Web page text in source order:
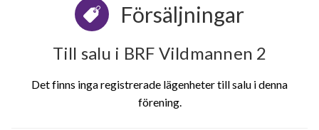
Försäljningar
Till salu i BRF Vildmannen 2
Det finns inga registrerade lägenheter till salu i denna
förening.